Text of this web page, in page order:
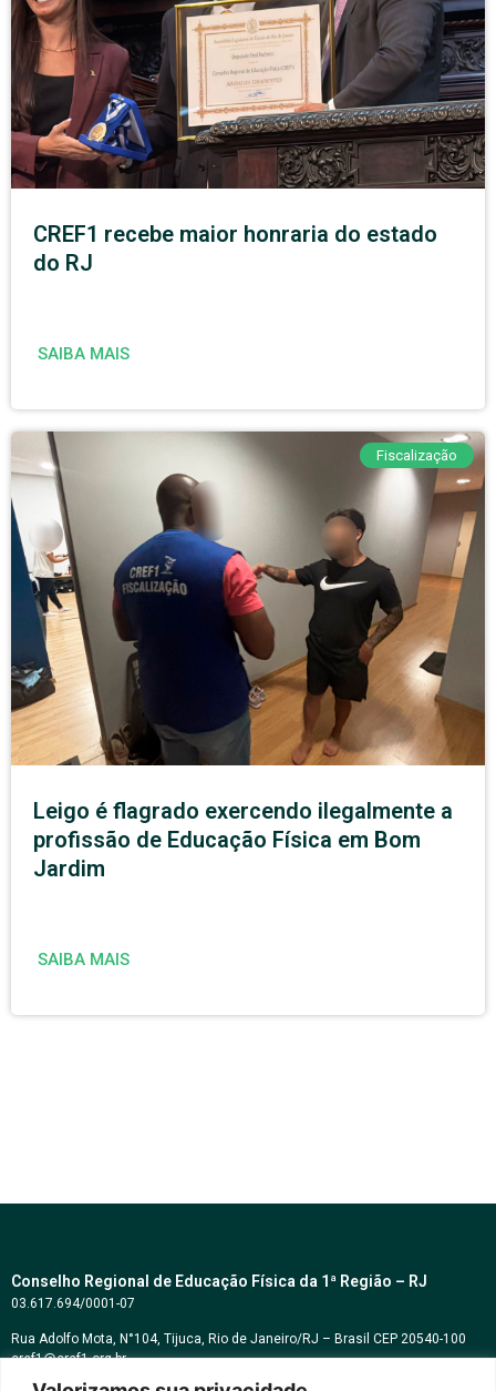
CREF1 recebe maior honraria do estado
do RJ
SAIBA MAIS
Fiscalização
Leigo é flagrado exercendo ilegalmente a
profissão de Educação Física em Bom
Jardim
SAIBA MAIS
Conselho Regional de Educação Física da 1ª Região – RJ
03.617.694/0001-07
Rua Adolfo Mota, N°104, Tijuca, Rio de Janeiro/RJ – Brasil CEP 20540-100
cref1@cref1.org.br